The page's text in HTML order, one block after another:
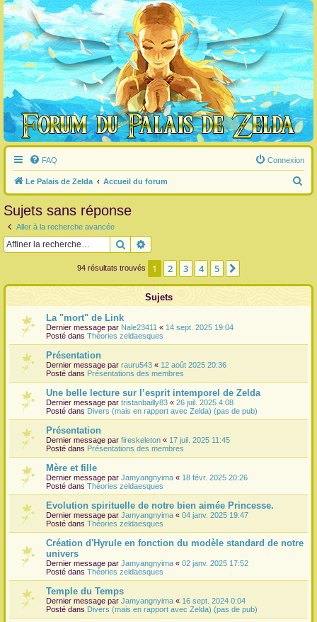
FAQ Connexion
Le Palais de Zelda Accueil du forum
e
c
Sujets sans réponse
Aller à la recherche avancée
Rechercher
94 résultats trouvés 1 2 3 4 5
Sujets
La "mort" de Link
Dernier message par Nale23411 « 14 sept. 2025 19:04
Posté dans Théories zeldaesques
Présentation
Dernier message par rauru543 « 12 août 2025 20:36
Posté dans Présentations des membres
Une belle lecture sur l’esprit intemporel de Zelda
Dernier message par tristanbailly83 « 26 juil. 2025 4:08
Posté dans Divers (mais en rapport avec Zelda) (pas de pub)
Présentation
Dernier message par fireskeleton « 17 juil. 2025 11:45
Posté dans Présentations des membres
Mère et fille
Dernier message par Jamyangnyima « 18 févr. 2025 20:26
Posté dans Théories zeldaesques
Evolution spirituelle de notre bien aimée Princesse.
Dernier message par Jamyangnyima « 04 janv. 2025 19:47
Posté dans Théories zeldaesques
Création d'Hyrule en fonction du modèle standard de notre
univers
Dernier message par Jamyangnyima « 02 janv. 2025 17:52
Posté dans Théories zeldaesques
Temple du Temps
Dernier message par Jamyangnyima « 16 sept. 2024 0:04
Posté dans Divers (mais en rapport avec Zelda) (pas de pub)